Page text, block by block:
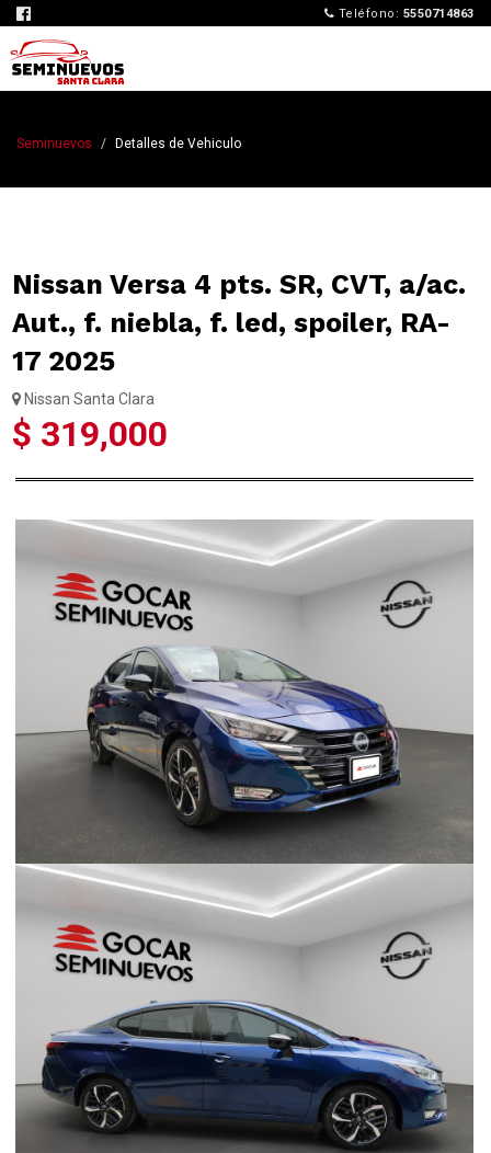
Teléfono: 5550714863
Seminuevos Detalles de Vehiculo
Nissan Versa 4 pts. SR, CVT, a/ac.
Aut., f. niebla, f. led, spoiler, RA-
17 2025
Nissan Santa Clara
$ 319,000